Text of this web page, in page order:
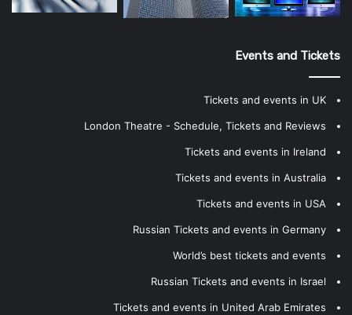
Events and Tickets
Tickets and events in UK
London Theatre - Schedule, Tickets and Reviews
Tickets and events in Ireland
Tickets and events in Australia
Tickets and events in USA
Russian Tickets and events in Germany
World’s best tickets and events
Russian Tickets and events in Israel
Tickets and events in United Arab Emirates